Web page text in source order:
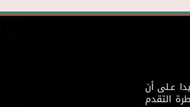
عـلى أن
التقدم